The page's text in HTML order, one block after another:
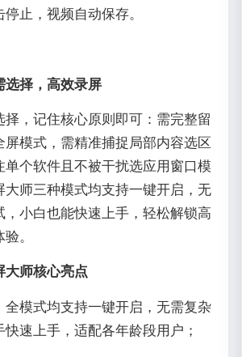
止，视频自动保存。
选择，高效录屏
择，记住核心原则即可：需完整留
屏模式，需精准捕捉局部内容选区
单个软件且不被干扰选应用窗口模
大师三种模式均支持一键开启，无
，小白也能快速上手，轻松解锁高
。
大师核心亮点
全模式均支持一键开启，无需复杂
速上手，适配各年龄段用户；